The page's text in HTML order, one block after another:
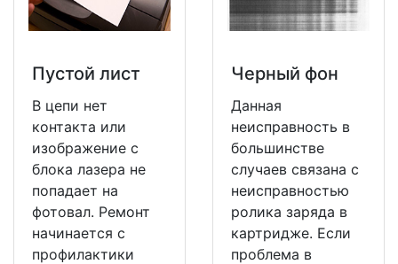
Пустой лист
В цепи нет
контакта или
изображение с
блока лазера не
попадает на
фотовал. Ремонт
начинается с
профилактики
Черный фон
Данная
неисправность в
большинстве
случаев связана с
неисправностью
ролика заряда в
картридже. Если
проблема в